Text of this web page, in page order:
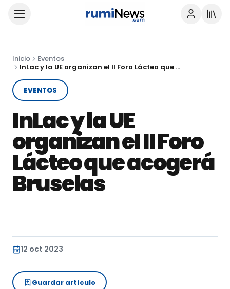
Inicio
Eventos
InLac y la UE organizan eI II Foro Lácteo que acogerá Bruselas
EVENTOS
InLac y la UE
organizan eI II Foro
Lácteo que acogerá
Bruselas
12 oct 2023
Guardar artículo